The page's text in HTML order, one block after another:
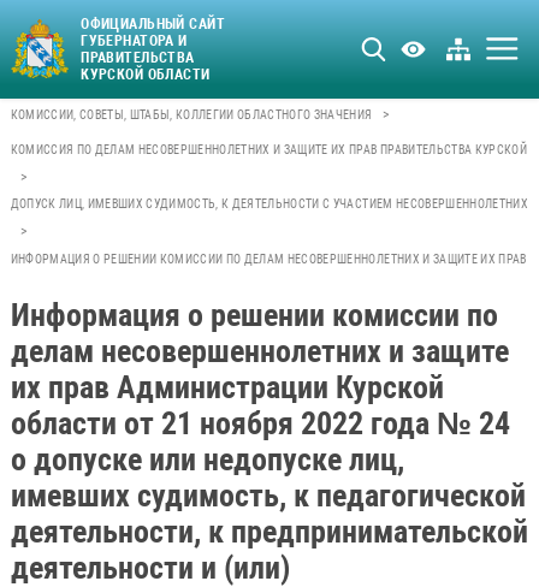
ОФИЦИАЛЬНЫЙ САЙТ
ГУБЕРНАТОРА И
ПРАВИТЕЛЬСТВА
КУРСКОЙ ОБЛАСТИ
КОМИССИИ, СОВЕТЫ, ШТАБЫ, КОЛЛЕГИИ ОБЛАСТНОГО ЗНАЧЕНИЯ >
КОМИССИЯ ПО ДЕЛАМ НЕСОВЕРШЕННОЛЕТНИХ И ЗАЩИТЕ ИХ ПРАВ ПРАВИТЕЛЬСТВА КУРСКОЙ
>
ДОПУСК ЛИЦ, ИМЕВШИХ СУДИМОСТЬ, К ДЕЯТЕЛЬНОСТИ С УЧАСТИЕМ НЕСОВЕРШЕННОЛЕТНИХ
>
ИНФОРМАЦИЯ О РЕШЕНИИ КОМИССИИ ПО ДЕЛАМ НЕСОВЕРШЕННОЛЕТНИХ И ЗАЩИТЕ ИХ ПРАВ
Информация о решении комиссии по
делам несовершеннолетних и защите
их прав Администрации Курской
области от 21 ноября 2022 года № 24
о допуске или недопуске лиц,
имевших судимость, к педагогической
деятельности, к предпринимательской
деятельности и (или)